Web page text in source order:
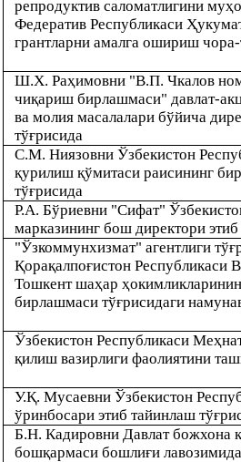
репродуктив саломатлигини муҳ
Федератив Республикаси Ҳ
грантларни амалга ошириш
Ш.Х. Раҳимовни "В.П. Чкалов
чиқариш бирлашмаси" давлат-
ва молия масалалари бўйича
тўғрисида
С.М. Ниязовни Ўзбекистон
қурилиш қўмитаси раисининг
тўғрисида
Р.А. Бўриевни "Сифат"
марказининг бош директори
"Ўзкоммунхизмат" агентлиги тўғ
Қорақалпоғистон Республикаси
Тошкент шаҳар ҳ
бирлашмаси тўғрисидаги
Ўзбекистон Республикаси Меҳ
қилиш вазирлиги фаолиятини
У.Қ. Мусаевни Ўзбекистон
ўринбосари этиб тайинлаш тўғ
Б.Н. Кадировни Давлат божхона қ
бошқармаси бошлиғи